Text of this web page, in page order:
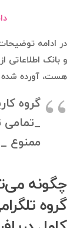
در ادامه
و بانک اطلاعاتی
هست، آورده
گروه
ممنوع _
چگونه
گروه